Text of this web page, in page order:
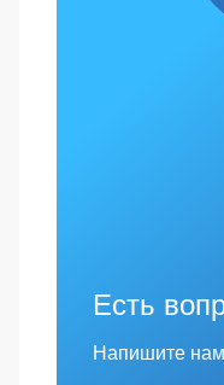
Есть
Напишите нам